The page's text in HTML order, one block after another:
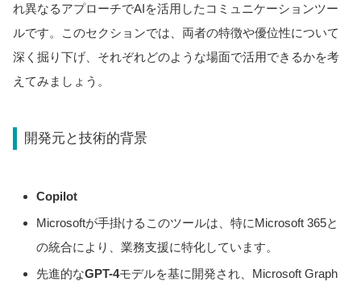
れ異なるアプローチでAIを活用したコミュニケーションツー
ルです。このセクションでは、両者の特徴や優位性について
深く掘り下げ、それぞれどのような場面で活用できるかを考
えてみましょう。
開発元と技術的背景
Copilot
Microsoftが手掛けるこのツールは、特にMicrosoft 365と
の統合により、業務支援に特化しています。
先進的なGPT-4モデルを基に開発され、Microsoft Graph